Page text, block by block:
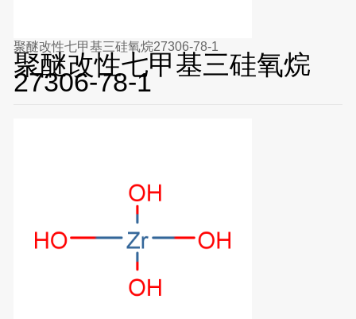
聚醚改性七甲基三硅氧烷27306-78-1
聚醚改性七甲基三硅氧烷
27306-78-1